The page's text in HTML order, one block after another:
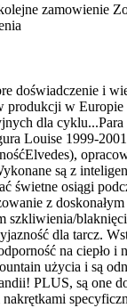
zamowienie
doświadczenie i
produkcji w
dla
Louise 1999-
są z
świetne osiągi
z
szkliwienia/
dla tarcz.
na ciepło i
użycia i są
PLUS, są one